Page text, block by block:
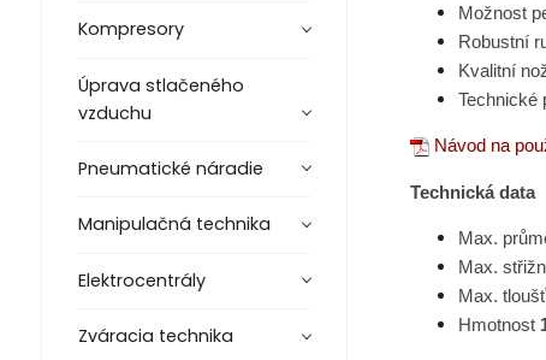
Kompresory
Úprava stlačeného
vzduchu
Pneumatické náradie
Manipulačná technika
Elektrocentrály
Zváracia technika
Možnost
Robustní
Kvalitní
Technické
Návod na
Technická data
Max.
Max.
Max.
Hmotnost